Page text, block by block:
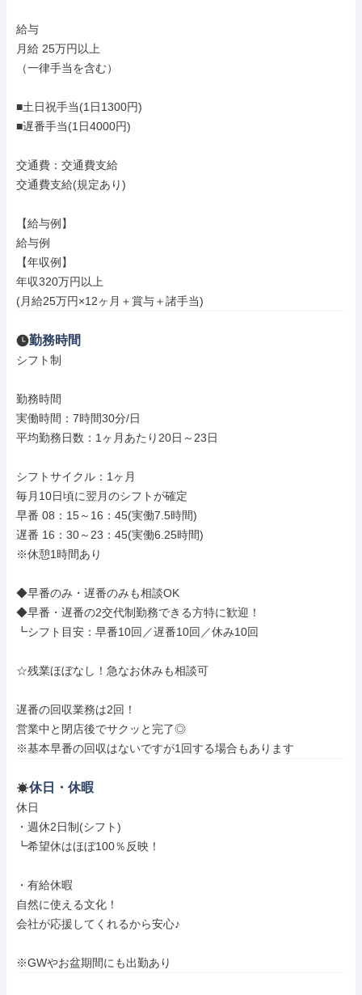
給与
月給 25万円以上
（一律手当を含む）
■土日祝手当(1日1300円)
■遅番手当(1日4000円)
交通費：交通費支給
交通費支給(規定あり)
【給与例】
給与例
【年収例】
年収320万円以上
(月給25万円×12ヶ月＋賞与＋諸手当)
勤務時間
シフト制
勤務時間
実働時間：7時間30分/日
平均勤務日数：1ヶ月あたり20日～23日
シフトサイクル：1ヶ月
毎月10日頃に翌月のシフトが確定
早番 08：15～16：45(実働7.5時間)
遅番 16：30～23：45(実働6.25時間)
※休憩1時間あり
◆早番のみ・遅番のみも相談OK
◆早番・遅番の2交代制勤務できる方特に歓迎！
┗シフト目安：早番10回／遅番10回／休み10回
☆残業ほぼなし！急なお休みも相談可
遅番の回収業務は2回！
営業中と閉店後でサクッと完了◎
※基本早番の回収はないですが1回する場合もあります
休日・休暇
休日
・週休2日制(シフト)
┗希望休はほぼ100％反映！
・有給休暇
自然に使える文化！
会社が応援してくれるから安心♪
※GWやお盆期間にも出勤あり